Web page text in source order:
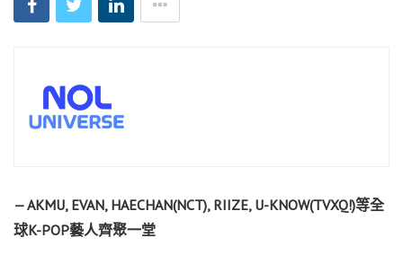
— AKMU, EVAN, HAECHAN(NCT), RIIZE, U-KNOW(TVXQ!)等全
球K-POP藝人齊聚一堂